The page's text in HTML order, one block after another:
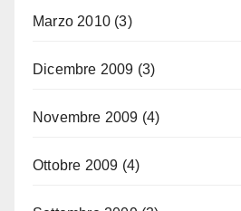
Marzo 2010 (3)
Dicembre 2009 (3)
Novembre 2009 (4)
Ottobre 2009 (4)